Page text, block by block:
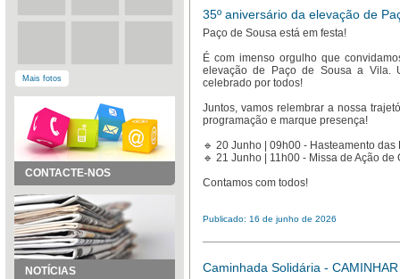
Mais fotos
CONTACTE-NOS
NOTÍCIAS
35º aniversário da elevação de
Paço de Sousa está em festa!
É com imenso orgulho que
elevação de Paço de Sousa a Vila.
celebrado por todos!
Juntos, vamos relembrar a nossa
programação e marque presença!
🔹 20 Junho | 09h00 - Hasteamento
🔹 21 Junho | 11h00 - Missa de Ação
Contamos com todos!
Publicado: 16 de junho de 2026
Caminhada Solidária -